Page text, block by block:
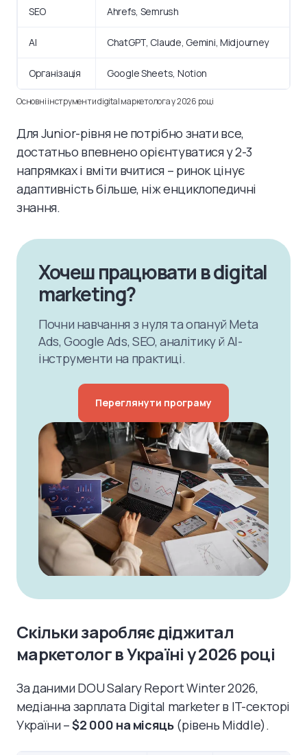
SEO Ahrefs, Semrush
AI ChatGPT, Claude, Gemini, Midjourney
Організація Google Sheets, Notion
Основні інструменти digital маркетолога у 2026 році
Для Junior-рівня не потрібно знати все,
достатньо впевнено орієнтуватися у 2-3
напрямках і вміти вчитися – ринок цінує
адаптивність більше, ніж енциклопедичні
знання.
Хочеш працювати в digital
marketing?
Почни навчання з нуля та опануй Meta
Ads, Google Ads, SEO, аналітику й AI-
інструменти на практиці.
Переглянути програму
Скільки заробляє діджитал
маркетолог в Україні у 2026 році
За даними DOU Salary Report Winter 2026,
медіанна зарплата Digital marketer в IT-секторі
України –$2 000 на місяць(рівень Middle).